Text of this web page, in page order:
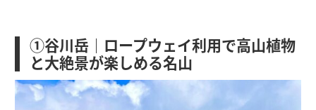
①谷川岳｜ロープウェイ利用で高山植物
と大絶景が楽しめる名山